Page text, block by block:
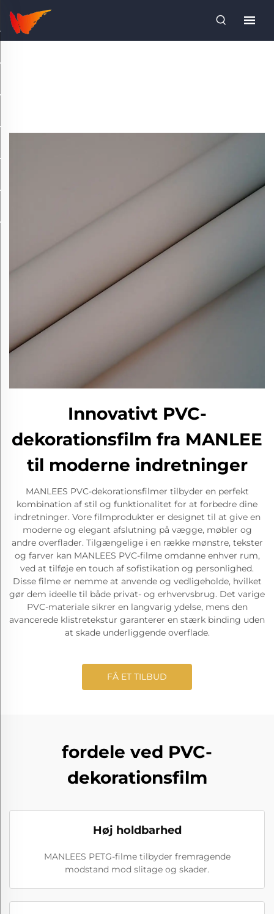
Innovativt PVC-
dekorationsfilm fra MANLEE
til moderne indretninger
MANLEES PVC-dekorationsfilmer tilbyder en perfekt
kombination af stil og funktionalitet for at forbedre dine
indretninger. Vore filmprodukter er designet til at give en
moderne og elegant afslutning på vægge, møbler og
andre overflader. Tilgængelige i en række mønstre, tekster
og farver kan MANLEES PVC-filme omdanne enhver rum,
ved at tilføje en touch af sofistikation og personlighed.
Disse filme er nemme at anvende og vedligeholde, hvilket
gør dem ideelle til både privat- og erhvervsbrug. Det varige
PVC-materiale sikrer en langvarig ydelse, mens den
avancerede klistretekstur garanterer en stærk binding uden
at skade underliggende overflade.
FÅ ET TILBUD
fordele ved PVC-
dekorationsfilm
Høj holdbarhed
MANLEES PETG-filme tilbyder fremragende
modstand mod slitage og skader.